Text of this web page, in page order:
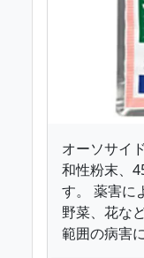
オーソサイ
和性粉末、
す。 薬害に
野菜、花な
範囲の病害